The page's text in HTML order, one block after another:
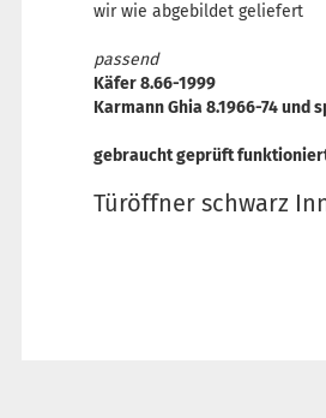
wir wie abgebildet geliefert
passend
Käfer 8.66-1999
Karmann Ghia 8.1966-74 und
gebraucht geprüft
Türöffner schwarz